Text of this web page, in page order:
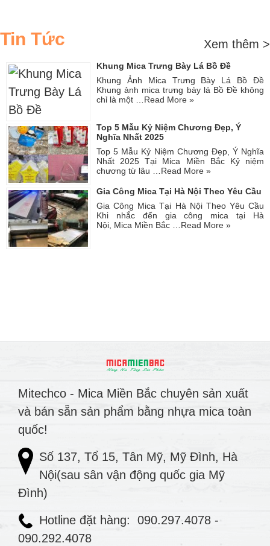
Tin Tức Xem thêm >
Khung Mica Trưng Bày Lá Bồ Đề
Khung Ảnh Mica Trưng Bày Lá Bồ Đề
Khung ảnh mica trưng bày lá Bồ Đề không
chỉ là một … Read More »
Top 5 Mẫu Kỷ Niệm Chương Đẹp, Ý
Nghĩa Nhất 2025
Top 5 Mẫu Kỷ Niệm Chương Đẹp, Ý Nghĩa
Nhất 2025 Tại Mica Miền Bắc Kỷ niệm
chương từ lâu … Read More »
Gia Công Mica Tại Hà Nội Theo Yêu Cầu
Gia Công Mica Tại Hà Nội Theo Yêu Cầu
Khi nhắc đến gia công mica tại Hà
Nội, Mica Miền Bắc … Read More »
Mitechco - Mica Miền Bắc chuyên sản xuất
và bán sẵn sản phẩm bằng nhựa mica toàn
quốc!
Số 137, Tổ 15, Tân Mỹ, Mỹ Đình, Hà
Nội(sau sân vận động quốc gia Mỹ
Đình)
Hotline đặt hàng: 090.297.4078 -
090.292.4078